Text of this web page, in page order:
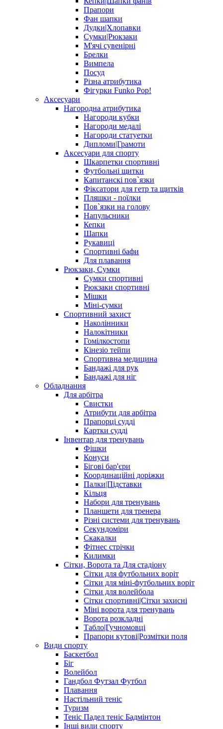
Прапори
Фан шапки
Дудки|Хлопавки
Сумки|Рюкзаки
М'ячі сувенірні
Брелки
Вимпела
Посуд
Різна атрибутика
Фігурки Funko Pop!
Аксесуари
Нагородна атрибутика
Нагороди кубки
Нагороди медалі
Нагороди статуетки
Дипломи|Грамоти
Аксесуари для спорту
Шкарпетки спортивні
Футбольні щитки
Капитанскі пов`язки
Фіксатори для гетр та щитків
Пляшки - поїлки
Пов`язки на голову
Напульсники
Кепки
Шапки
Рукавиці
Спортивні бафи
Для плавання
Рюкзаки, Сумки
Сумки спортивні
Рюкзаки спортивні
Мішки
Міні-сумки
Спортивний захист
Наколінники
Налокітники
Гомілкостопи
Кінезіо тейпи
Спортивна медицина
Бандажі для рук
Бандажі для ніг
Обладнання
Для арбітра
Свистки
Атрибути для арбітра
Прапорці судді
Картки судді
Інвентар для тренувань
Фішки
Конуси
Бігові бар'єри
Координаційні доріжки
Палки|Підставки
Кільця
Набори для тренувань
Планшети для тренера
Різні системи для тренувань
Секундоміри
Скакалки
Фітнес стрічки
Килимки
Сітки, Ворота та Для стадіону
Сітки для футбольних воріт
Сітки для міні-футбольних воріт
Сітки для волейбола
Сітки спортивні|Cітки захисні
Міні ворота для тренувань
Ворота розкладні
Табло|Гучномовці
Прапори кутові|Розмітки поля
Види спорту
Баскетбол
Біг
Волейбол
Гандбол Футзал Футбол
Плавання
Настільний теніс
Туризм
Теніс Падел теніс Бадмінтон
Інші види спорту